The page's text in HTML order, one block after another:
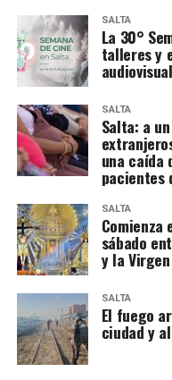
SALTA
La 30°
talleres y
audiovisual
SALTA
Salta: a
una caída
pacientes
SALTA
sábado
y la Virgen
SALTA
El fuego
ciudad y